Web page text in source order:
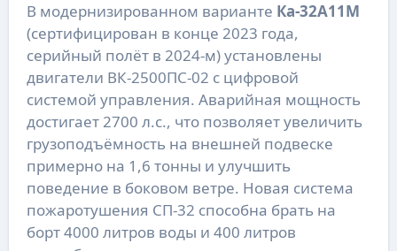
В модернизированном варианте Ка-32А11М
(сертифицирован в конце 2023 года,
серийный полёт в 2024-м) установлены
двигатели ВК-2500ПС-02 с цифровой
системой управления. Аварийная мощность
достигает 2700 л.с., что позволяет увеличить
грузоподъёмность на внешней подвеске
примерно на 1,6 тонны и улучшить
поведение в боковом ветре. Новая система
пожаротушения СП-32 способна брать на
борт 4000 литров воды и 400 литров